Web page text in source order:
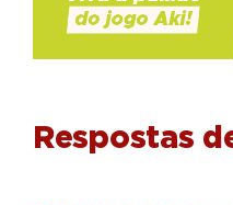
Respostas